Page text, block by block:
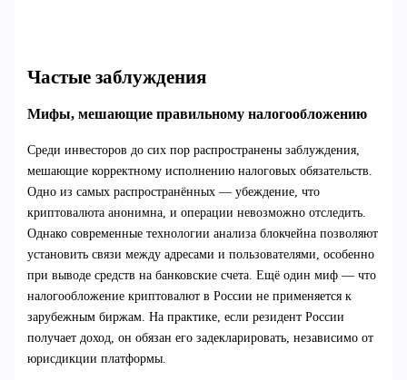
Частые заблуждения
Мифы, мешающие правильному налогообложению
Среди инвесторов до сих пор распространены заблуждения,
мешающие корректному исполнению налоговых обязательств.
Одно из самых распространённых — убеждение, что
криптовалюта анонимна, и операции невозможно отследить.
Однако современные технологии анализа блокчейна позволяют
установить связи между адресами и пользователями, особенно
при выводе средств на банковские счета. Ещё один миф — что
налогообложение криптовалют в России не применяется к
зарубежным биржам. На практике, если резидент России
получает доход, он обязан его задекларировать, независимо от
юрисдикции платформы.